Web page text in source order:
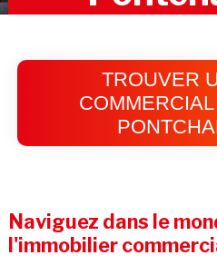
TROUVER
Naviguez dans le
l'immobilier